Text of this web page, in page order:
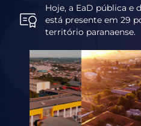
Hoje, a EaD pública e
está presente em 29
território paranaense.